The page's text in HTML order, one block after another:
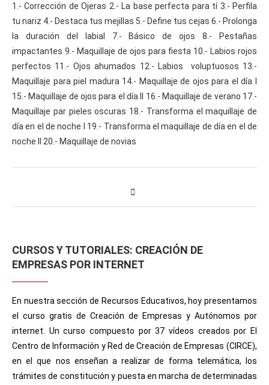
1.- Corrección de Ojeras 2.- La base perfecta para tí 3.- Perfila
tu nariz 4.- Destaca tus mejillas 5.- Define tus cejas 6.- Prolonga
la duración del labial 7.- Básico de ojos 8.- Pestañas
impactantes 9.- Maquillaje de ojos para fiesta 10.- Labios rojos
perfectos 11.- Ojos ahumados 12.- Labios voluptuosos 13.-
Maquillaje para piel madura 14.- Maquillaje de ojos para el día I
15.- Maquillaje de ojos para el día II 16.- Maquillaje de verano 17.-
Maquillaje par pieles oscuras 18.- Transforma el maquillaje de
día en el de noche I 19.- Transforma el maquillaje de día en el de
noche II 20.- Maquillaje de novias
CURSOS Y TUTORIALES: CREACIÓN DE
EMPRESAS POR INTERNET
En nuestra sección de Recursos Educativos, hoy presentamos
el curso gratis de Creación de Empresas y Autónomos por
internet. Un curso compuesto por 37 vídeos creados por El
Centro de Información y Red de Creación de Empresas (CIRCE),
en el que nos enseñan a realizar de forma telemática, los
trámites de constitución y puesta en marcha de determinadas